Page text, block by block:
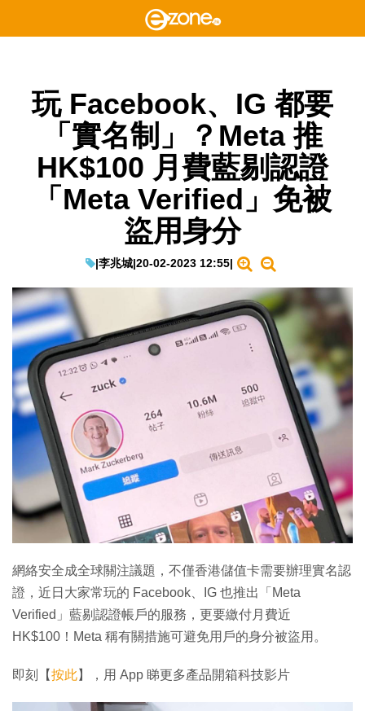
玩 Facebook、IG 都要
「實名制」？Meta 推
HK$100 月費藍剔認證
「Meta Verified」免被
盜用身分
|李兆城|20-02-2023 12:55|
網絡安全成全球關注議題，不僅香港儲值卡需要辦理實名認
證，近日大家常玩的 Facebook、IG 也推出「Meta
Verified」藍剔認證帳戶的服務，更要繳付月費近
HK$100！Meta 稱有關措施可避免用戶的身分被盜用。
即刻【按此】，用 App 睇更多產品開箱科技影片